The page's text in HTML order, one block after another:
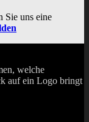
Sie uns eine
welche
auf ein Logo bringt